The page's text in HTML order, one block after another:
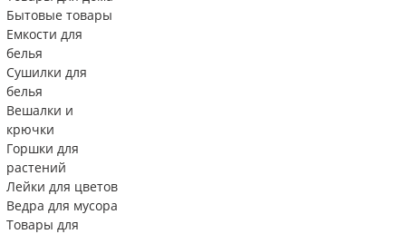
Бытовые товары
Емкости для
белья
Сушилки для
белья
Вешалки и
крючки
Горшки для
растений
Лейки для цветов
Ведра для мусора
Товары для